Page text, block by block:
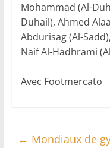
Mohammad (Al-
Duhail), Ahmed
Abdurisag (Al-
Naif Al-Hadhrami
Avec Footmercato
← Mondiaux de